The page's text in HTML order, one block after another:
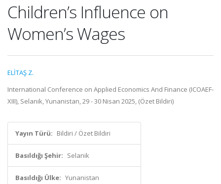
Children’s Influence on
Women’s Wages
ELİTAŞ Z.
International Conference on Applied Economics And Finance (ICOAEF-
XIII), Selanik, Yunanistan, 29 - 30 Nisan 2025, (Özet Bildiri)
Yayın Türü: Bildiri / Özet Bildiri
Basıldığı Şehir: Selanik
Basıldığı Ülke: Yunanistan